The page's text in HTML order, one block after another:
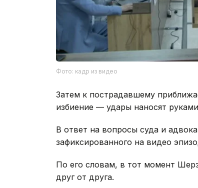
Фото: кадр из видео
Затем к пострадавшему
избиение — удары наносят
В ответ на вопросы суда и
зафиксированного на видео
По его словам, в тот момент
друг от друга.